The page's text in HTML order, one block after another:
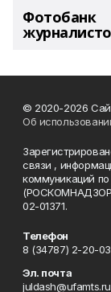
Фотобанк
© 2020-2026
Об
связи ,
коммуникаций
02-01371.
Телефон
8 (34787) 2-20-03
Эл. почта
juldash@ufamts.ru